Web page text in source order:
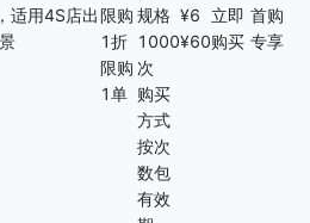
适用4S店出限购
1折
限购
1单
规格
1000
次
购买
方式
按次
数包
有效
¥6
¥60
立即
购买
首购
专享